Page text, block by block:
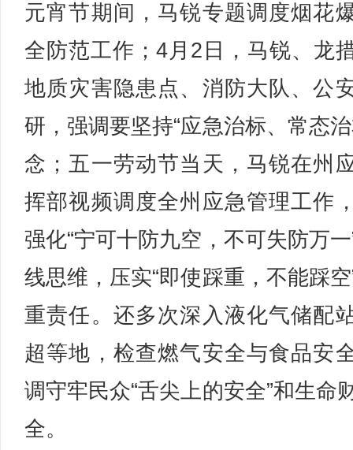
元宵节期间，马锐专题调度烟花
全防范工作；4月2日，马锐、龙
地质灾害隐患点、消防大队、公
研，强调要坚持“应急治标、常态
念；五一劳动节当天，马锐在州
挥部视频调度全州应急管理工作
强化“宁可十防九空，不可失防万
线思维，压实“即使踩重，不能踩
重责任。还多次深入液化气储配
超等地，检查燃气安全与食品安
调守牢民众“舌尖上的安全”和生命
全。